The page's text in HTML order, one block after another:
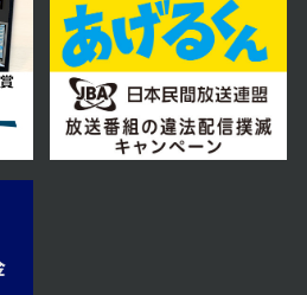
2024年 12月 14日 放送